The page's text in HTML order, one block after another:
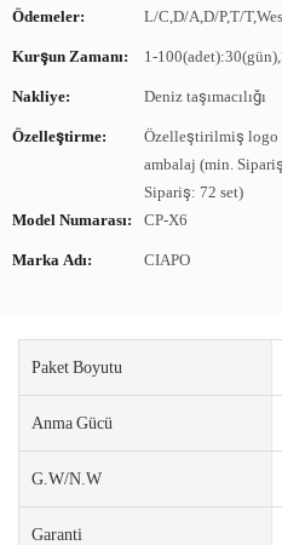
Ödemeler: L/C,D/A,D/P,T/
Kurşun Zamanı: 1-
Nakliye: Deniz taşımacılığı
Özelleştirme:
Özelleştirilmiş logo
ambalaj (min.
Sipariş: 72 set)
Model Numarası:
CP-X6
Marka Adı: CIAPO
Paket Boyutu
Anma Gücü
G.W/N.W
Garanti